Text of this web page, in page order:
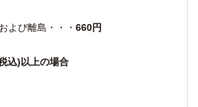
よび離島・・・ 660円
込)以上の場合